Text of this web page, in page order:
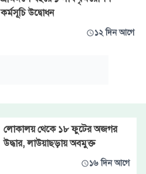
কর্মসূচি উদ্বোধন
১২ দিন আগে
লোকালয় থেকে ১৮ ফুটের অজগর
উদ্ধার, লাউয়াছড়ায় অবমুক্ত
১৬ দিন আগে